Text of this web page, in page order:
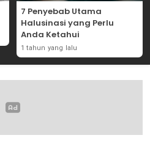
7 Penyebab Utama
Halusinasi yang Perlu
Anda Ketahui
1 tahun yang lalu